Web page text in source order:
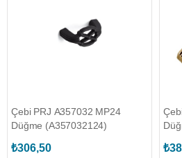
Çebi PRJ A357032 MP24
Düğme (A357032124)
₺306,50